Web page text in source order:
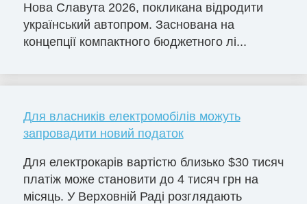
Нова Славута 2026, покликана відродити
український автопром. Заснована на
концепції компактного бюджетного лі...
Для власників електромобілів можуть
запровадити новий податок
Для електрокарів вартістю близько $30 тисяч
платіж може становити до 4 тисяч грн на
місяць. У Верховній Раді розглядають